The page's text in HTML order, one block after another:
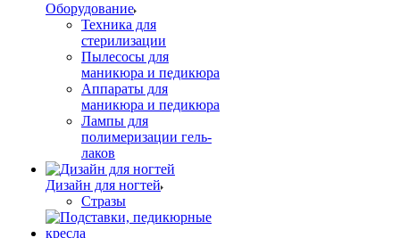
Оборудование
Техника для
стерилизации
Пылесосы для
маникюра и педикюра
Аппараты для
маникюра и педикюра
Лампы для
полимеризации гель-
лаков
Дизайн для ногтей
Стразы